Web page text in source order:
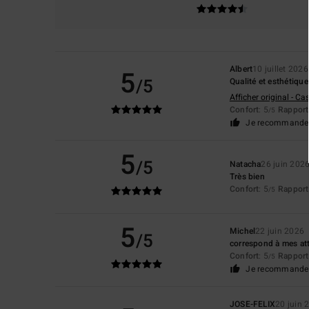
5/5
Albert10 juillet 2026
Qualité et esthétique
Afficher original -
Confort: 5/5
Je recommande
5/5 Natacha26 juin
Très bien
Confort: 5/5
5/5 Michel22 juin 2026
correspond à mes
Confort: 5/5
Je
JOSE-FELIX20 juin